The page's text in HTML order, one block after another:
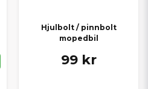
Hjulbolt / pinnbolt
mopedbil
99 kr